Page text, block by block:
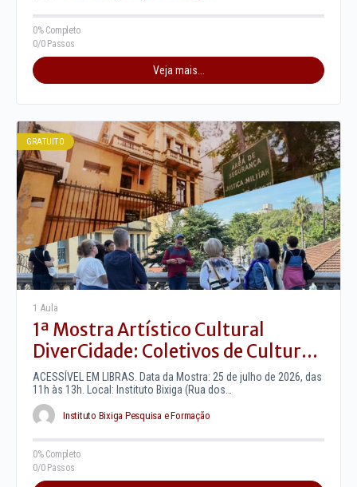
0% Completo
0/0 Passos
Veja mais...
GRATUITO
1 Aula
1ª Mostra Artístico Cultural
DiverCidade: Coletivos de Cultura
Comunitária no Bixiga (25 de
Julho)
ACESSÍVEL EM LIBRAS. Data da Mostra: 25 de julho de 2026, das
11h às 13h. Local: Instituto Bixiga (Rua dos…
Instituto Bixiga Pesquisa e Formação
0% Completo
0/0 Passos